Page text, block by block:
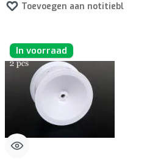
Toevoegen aan notitieblok
In voorraad